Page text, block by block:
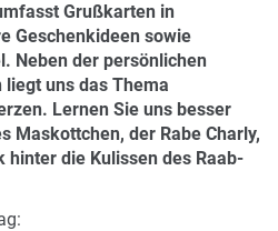
Grußkarten in
Geschenkideen sowie
Neben der persönlichen
uns das Thema
Lernen Sie uns besser
Maskottchen, der Rabe Charly,
die Kulissen des Raab-